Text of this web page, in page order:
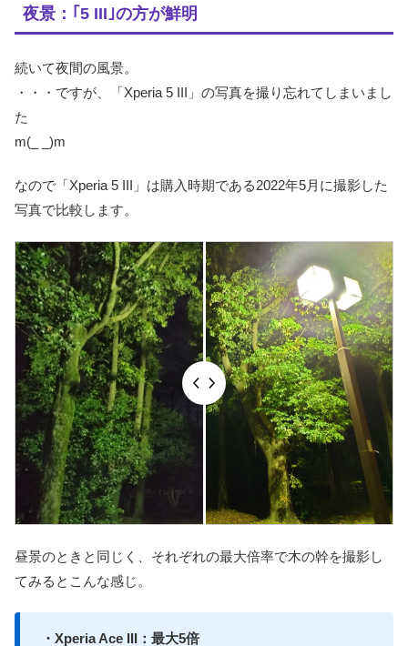
夜景：｢5 III｣の方が鮮明
続いて夜間の風景。
・・・ですが、「Xperia 5 III」の写真を撮り忘れてしまいまし
た
m(_ _)m
なので「Xperia 5 III」は購入時期である2022年5月に撮影した
写真で比較します。
昼景のときと同じく、それぞれの最大倍率で木の幹を撮影し
てみるとこんな感じ。
・Xperia Ace III：最大5倍